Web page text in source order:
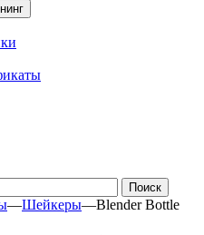
—Шейкеры—Blender Bottle